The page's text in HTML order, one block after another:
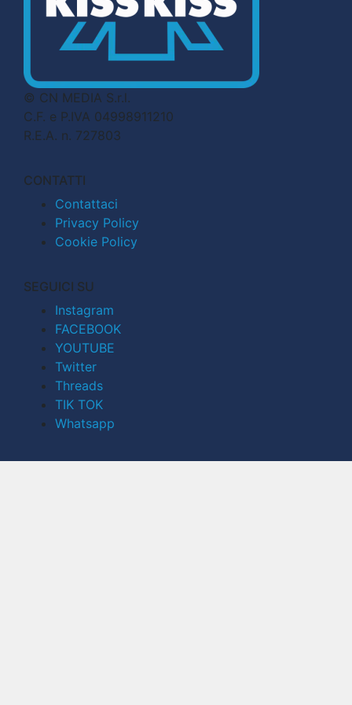
© CN MEDIA S.r.l.
C.F. e P.IVA 04998911210
R.E.A. n. 727803
CONTATTI
Contattaci
Privacy Policy
Cookie Policy
SEGUICI SU
Instagram
FACEBOOK
YOUTUBE
Twitter
Threads
TIK TOK
Whatsapp